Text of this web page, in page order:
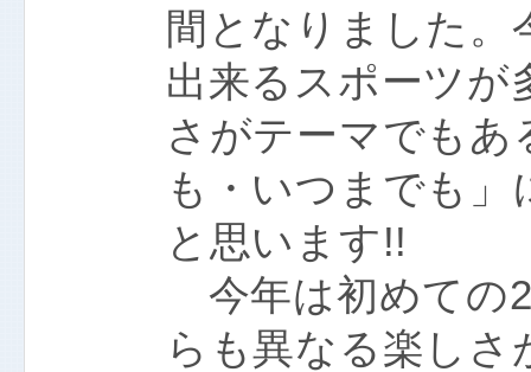
間となりました。
出来るスポーツが
さがテーマでも
も・いつまでも
と思います!!
今年は初めての
らも異なる楽し